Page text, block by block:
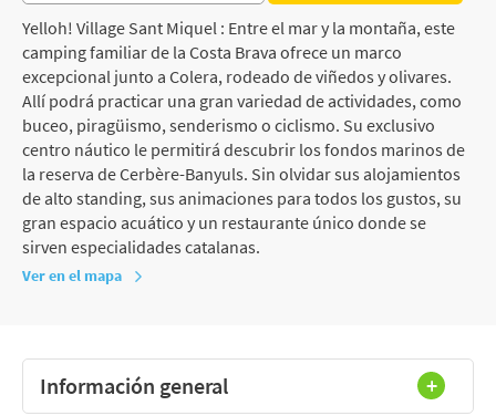
Yelloh! Village Sant Miquel : Entre el mar y la montaña, este
camping familiar de la Costa Brava ofrece un marco
excepcional junto a Colera, rodeado de viñedos y olivares.
Allí podrá practicar una gran variedad de actividades, como
buceo, piragüismo, senderismo o ciclismo. Su exclusivo
centro náutico le permitirá descubrir los fondos marinos de
la reserva de Cerbère-Banyuls. Sin olvidar sus alojamientos
de alto standing, sus animaciones para todos los gustos, su
gran espacio acuático y un restaurante único donde se
sirven especialidades catalanas.
Ver en el mapa
Información general